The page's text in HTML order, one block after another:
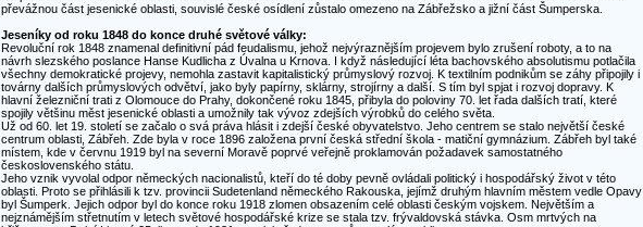
převážnou část jesenické oblasti, souvislé české osídlení zůstalo omezeno na Zábřežsko a jižní část Šumperska.
Jeseníky od roku 1848 do konce druhé světové války:
Revoluční rok 1848 znamenal definitivní pád feudalismu, jehož nejvýraznějším projevem bylo zrušení roboty, a to na
návrh slezského poslance Hanse Kudlicha z Úvalna u Krnova. I když následující léta bachovského absolutismu potlačila
všechny demokratické projevy, nemohla zastavit kapitalistický průmyslový rozvoj. K textilním podnikům se záhy připojily i
továrny dalších průmyslových odvětví, jako byly papírny, sklárny, strojírny a další. S tím byl spjat i rozvoj dopravy. K
hlavní železniční trati z Olomouce do Prahy, dokončené roku 1845, přibyla do poloviny 70. let řada dalších tratí, které
spojily většinu měst jesenické oblasti a umožnily tak vývoz zdejších výrobků do celého světa.
Už od 60. let 19. století se začalo o svá práva hlásit i zdejší české obyvatelstvo. Jeho centrem se stalo největší české
centrum oblasti, Zábřeh. Zde byla v roce 1896 založena první česká střední škola - matiční gymnázium. Zábřeh byl také
místem, kde v červnu 1919 byl na severní Moravě poprvé veřejně proklamován požadavek samostatného
československého státu.
Jeho vznik vyvolal odpor německých nacionalistů, kteří do té doby pevně ovládali politický i hospodářský život v této
oblasti. Proto se přihlásili k tzv. provincii Sudetenland německého Rakouska, jejímž druhým hlavním městem vedle Opavy
byl Šumperk. Jejich odpor byl do konce roku 1918 zlomen obsazením celé oblasti českým vojskem. Největším a
nejznámějším střetnutím v letech světové hospodářské krize se stala tzv. frývaldovská stávka. Osm mrtvých na